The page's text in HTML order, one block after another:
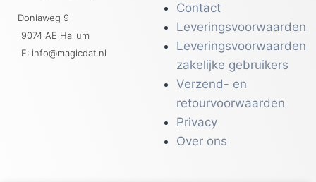
Doniaweg 9
9074 AE Hallum
E: info@magicdat.nl
Contact
Leveringsvoorwaarden
Leveringsvoorwaarden
zakelijke gebruikers
Verzend- en
retourvoorwaarden
Privacy
Over ons